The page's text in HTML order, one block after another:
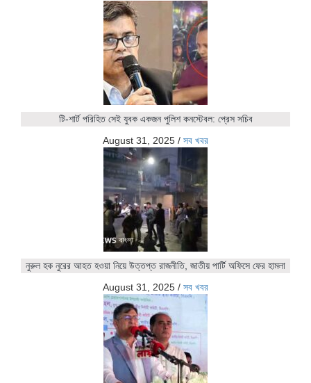
টি-শার্ট পরিহিত সেই যুবক একজন পুলিশ কনস্টেবল: প্রেস সচিব
August 31, 2025 / সব খবর
নুরুল হক নুরের আহত হওয়া নিয়ে উত্তপ্ত রাজনীতি, জাতীয় পার্টি অফিসে ফের হামলা
August 31, 2025 / সব খবর